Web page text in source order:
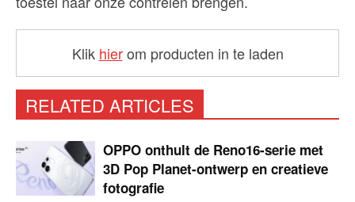
Klik hierom producten in te laden
RELATED ARTICLES
OPPO onthult de Reno16-serie met
3D Pop Planet-ontwerp en creatieve
fotografie